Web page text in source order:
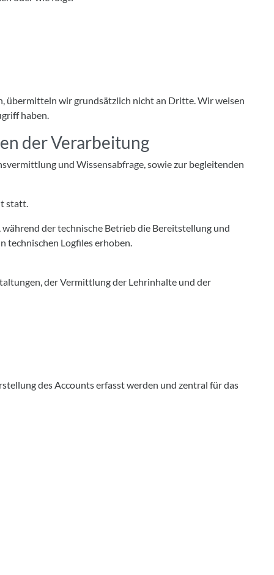
übermitteln wir grundsätzlich nicht an Dritte. Wir weisen
haben.
der Verarbeitung
und Wissensabfrage, sowie zur begleitenden
statt.
der technische Betrieb die Bereitstellung und
technischen Logfiles erhoben.
der Vermittlung der Lehrinhalte und der
des Accounts erfasst werden und zentral für das